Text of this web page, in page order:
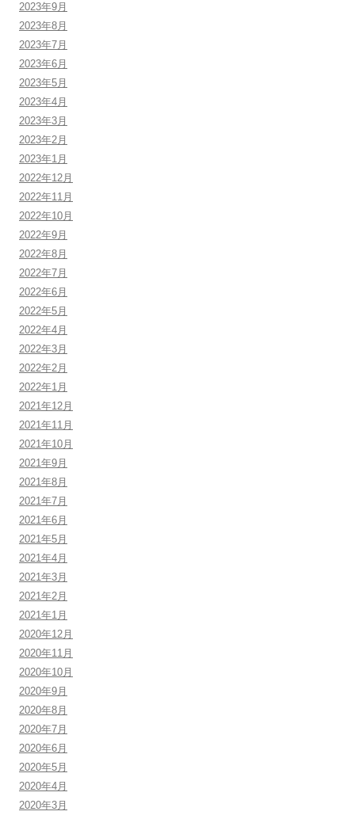
2023年9月
2023年8月
2023年7月
2023年6月
2023年5月
2023年4月
2023年3月
2023年2月
2023年1月
2022年12月
2022年11月
2022年10月
2022年9月
2022年8月
2022年7月
2022年6月
2022年5月
2022年4月
2022年3月
2022年2月
2022年1月
2021年12月
2021年11月
2021年10月
2021年9月
2021年8月
2021年7月
2021年6月
2021年5月
2021年4月
2021年3月
2021年2月
2021年1月
2020年12月
2020年11月
2020年10月
2020年9月
2020年8月
2020年7月
2020年6月
2020年5月
2020年4月
2020年3月